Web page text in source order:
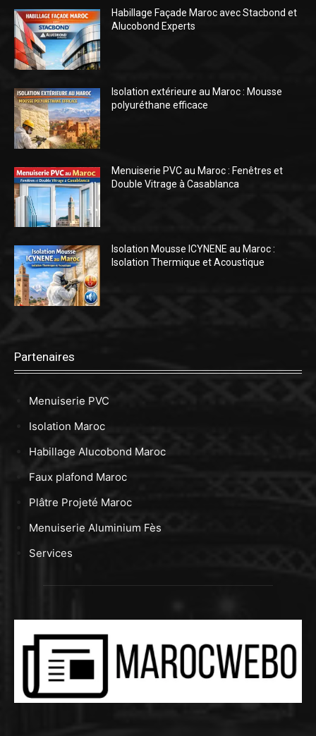
Habillage Façade Maroc avec Stacbond et
Alucobond Experts
Isolation extérieure au Maroc : Mousse
polyuréthane efficace
Menuiserie PVC au Maroc : Fenêtres et
Double Vitrage à Casablanca
Isolation Mousse ICYNENE au Maroc :
Isolation Thermique et Acoustique
Partenaires
Menuiserie PVC
Isolation Maroc
Habillage Alucobond Maroc
Faux plafond Maroc
Plâtre Projeté Maroc
Menuiserie Aluminium Fès
Services